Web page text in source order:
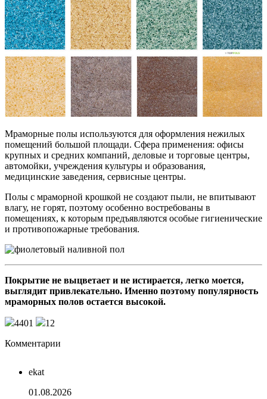
Мраморные полы используются для оформления нежилых
помещений большой площади. Сфера применения: офисы
крупных и средних компаний, деловые и торговые центры,
автомойки, учреждения культуры и образования,
медицинские заведения, сервисные центры.
Полы с мраморной крошкой не создают пыли, не впитывают
влагу, не горят, поэтому особенно востребованы в
помещениях, к которым предъявляются особые гигиенические
и противопожарные требования.
Покрытие не выцветает и не истирается, легко моется,
выглядит привлекательно. Именно поэтому популярность
мраморных полов остается высокой.
4401
12
Комментарии
ekat
01.08.2026